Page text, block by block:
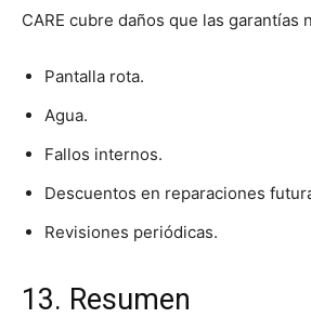
CARE cubre daños que las garantías
Pantalla rota.
Agua.
Fallos internos.
Descuentos en reparaciones
Revisiones periódicas.
13. Resumen